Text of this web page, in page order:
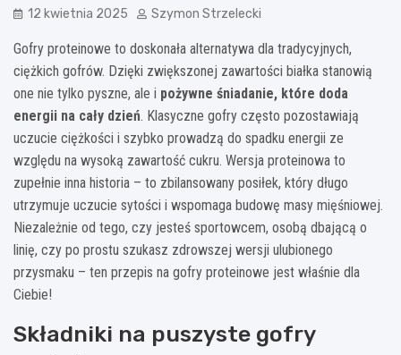
12 kwietnia 2025 Szymon Strzelecki
Gofry proteinowe to doskonała alternatywa dla tradycyjnych,
ciężkich gofrów. Dzięki zwiększonej zawartości białka stanowią
one nie tylko pyszne, ale i pożywne śniadanie, które doda
energii na cały dzień. Klasyczne gofry często pozostawiają
uczucie ciężkości i szybko prowadzą do spadku energii ze
względu na wysoką zawartość cukru. Wersja proteinowa to
zupełnie inna historia – to zbilansowany posiłek, który długo
utrzymuje uczucie sytości i wspomaga budowę masy mięśniowej.
Niezależnie od tego, czy jesteś sportowcem, osobą dbającą o
linię, czy po prostu szukasz zdrowszej wersji ulubionego
przysmaku – ten przepis na gofry proteinowe jest właśnie dla
Ciebie!
Składniki na puszystе gofry